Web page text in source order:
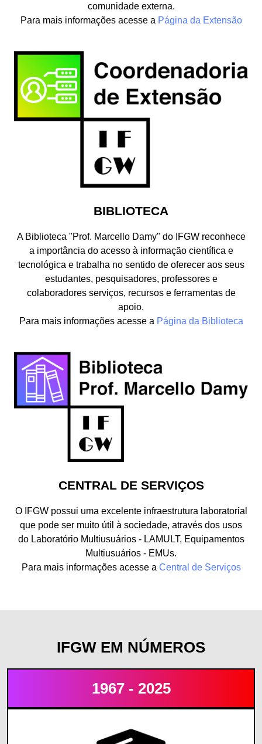
comunidade externa.
Para mais informações acesse a Página da Extensão
BIBLIOTECA
A Biblioteca "Prof. Marcello Damy" do IFGW reconhece
a importância do acesso à informação científica e
tecnológica e trabalha no sentido de oferecer aos seus
estudantes, pesquisadores, professores e
colaboradores serviços, recursos e ferramentas de
apoio.
Para mais informações acesse a Página da Biblioteca
CENTRAL DE SERVIÇOS
O IFGW possui uma excelente infraestrutura laboratorial
que pode ser muito útil à sociedade, através dos usos
do Laboratório Multiusuários - LAMULT, Equipamentos
Multiusuários - EMUs.
Para mais informações acesse a Central de Serviços
IFGW EM NÚMEROS
1967 - 2025